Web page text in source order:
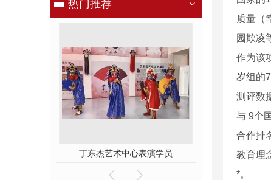
热门推荐
丁东杰艺术中心表演学员 舞台表
质量（
园欺凌
作为该
岁组的
测评数
与 9个
合作排
教育理
*。